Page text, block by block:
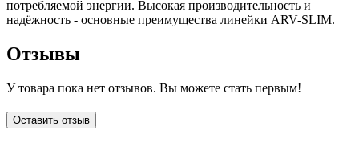
потребляемой энергии. Высокая производительность и
надёжность - основные преимущества линейки ARV-SLIM.
Отзывы
У товара пока нет отзывов. Вы можете стать первым!
Оставить отзыв